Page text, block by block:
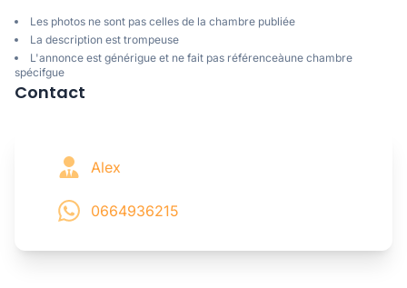
Les photos ne sont pas celles de la chambre publiée
La description est trompeuse
L'annonce est générigue et ne fait pas référenceàune chambre
spécifgue
Contact
Alex
0664936215